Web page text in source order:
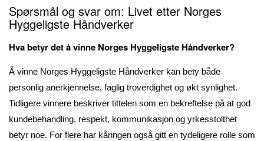
Spørsmål og svar om: Livet etter Norges
Hyggeligste Håndverker
Hva betyr det å vinne Norges Hyggeligste Håndverker?
Å vinne Norges Hyggeligste Håndverker kan bety både
personlig anerkjennelse, faglig troverdighet og økt synlighet.
Tidligere vinnere beskriver tittelen som en bekreftelse på at god
kundebehandling, respekt, kommunikasjon og yrkesstolthet
betyr noe. For flere har kåringen også gitt en tydeligere rolle som